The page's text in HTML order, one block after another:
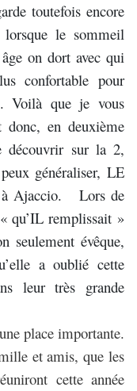
toutefois encore
le sommeil
on dort avec qui
confortable pour
Voilà que je vous
en deuxième
découvrir sur la 2,
généraliser, LE
à Ajaccio. Lors de
qu’IL remplissait »
seulement évêque,
a oublié cette
leur très grande
place importante.
et amis, que les
cette année